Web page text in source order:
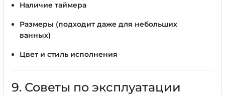
Наличие таймера
Размеры (подходит даже для небольших
ванных)
Цвет и стиль исполнения
9. Советы по эксплуатации